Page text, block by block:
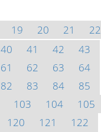
19 20 21
22
40 41 42
43
61 62 63
64
82 83 84
85
103 104
105
120 121
122